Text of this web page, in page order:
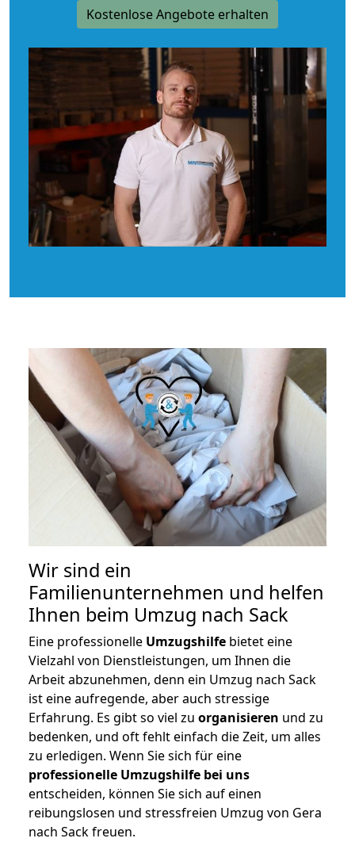
Kostenlose Angebote erhalten
Wir sind ein
Familienunternehmen und helfen
Ihnen beim Umzug nach Sack
Eine professionelle Umzugshilfe bietet eine
Vielzahl von Dienstleistungen, um Ihnen die
Arbeit abzunehmen, denn ein Umzug nach Sack
ist eine aufregende, aber auch stressige
Erfahrung. Es gibt so viel zu organisieren und zu
bedenken, und oft fehlt einfach die Zeit, um alles
zu erledigen. Wenn Sie sich für eine
professionelle Umzugshilfe bei uns
entscheiden, können Sie sich auf einen
reibungslosen und stressfreien Umzug von Gera
nach Sack freuen.